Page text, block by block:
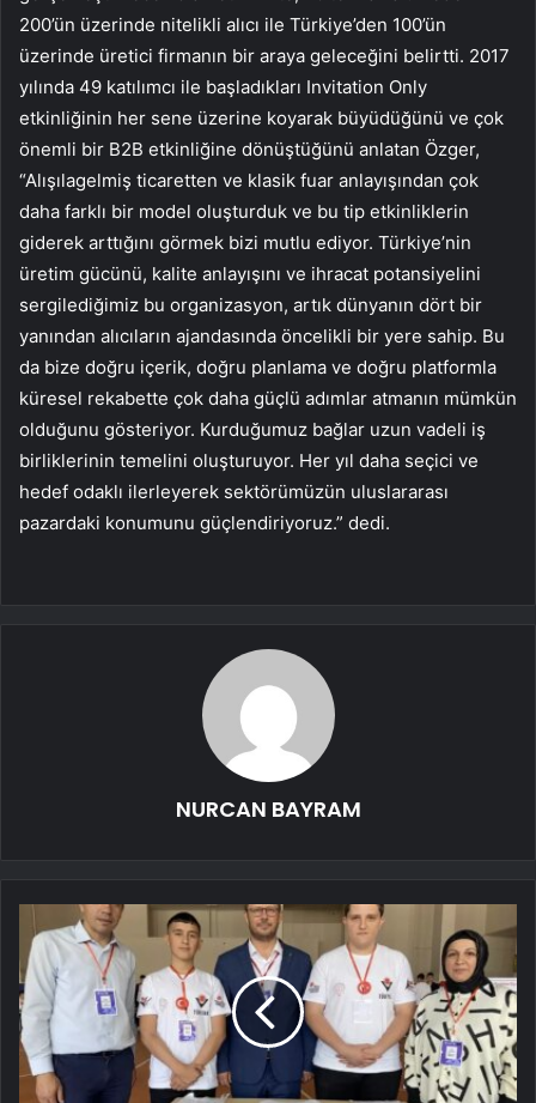
200’ün üzerinde nitelikli alıcı ile Türkiye’den 100’ün
üzerinde üretici firmanın bir araya geleceğini belirtti. 2017
yılında 49 katılımcı ile başladıkları Invitation Only
etkinliğinin her sene üzerine koyarak büyüdüğünü ve çok
önemli bir B2B etkinliğine dönüştüğünü anlatan Özger,
“Alışılagelmiş ticaretten ve klasik fuar anlayışından çok
daha farklı bir model oluşturduk ve bu tip etkinliklerin
giderek arttığını görmek bizi mutlu ediyor. Türkiye’nin
üretim gücünü, kalite anlayışını ve ihracat potansiyelini
sergilediğimiz bu organizasyon, artık dünyanın dört bir
yanından alıcıların ajandasında öncelikli bir yere sahip. Bu
da bize doğru içerik, doğru planlama ve doğru platformla
küresel rekabette çok daha güçlü adımlar atmanın mümkün
olduğunu gösteriyor. Kurduğumuz bağlar uzun vadeli iş
birliklerinin temelini oluşturuyor. Her yıl daha seçici ve
hedef odaklı ilerleyerek sektörümüzün uluslararası
pazardaki konumunu güçlendiriyoruz.” dedi.
NURCAN BAYRAM